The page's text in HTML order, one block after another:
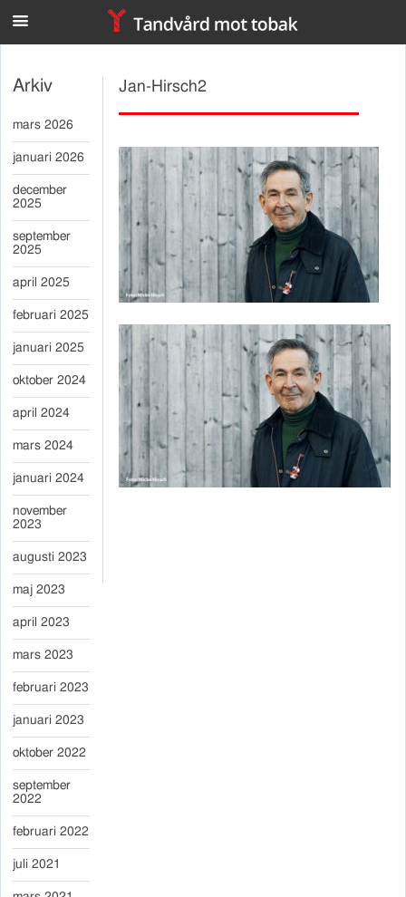
n
Arkiv
mars 2026
januari 2026
december
2025
september
2025
april 2025
februari 2025
januari 2025
oktober 2024
april 2024
mars 2024
januari 2024
november
2023
augusti 2023
maj 2023
april 2023
mars 2023
februari 2023
januari 2023
oktober 2022
september
2022
februari 2022
juli 2021
Jan-Hirsch2